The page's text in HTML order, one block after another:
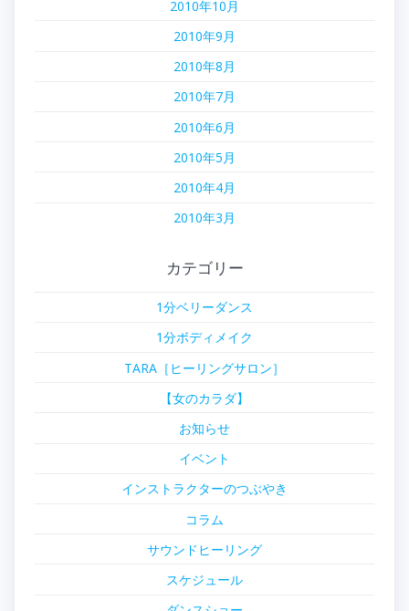
2010年10月
2010年9月
2010年8月
2010年7月
2010年6月
2010年5月
2010年4月
2010年3月
カテゴリー
1分ベリーダンス
1分ボディメイク
TARA［ヒーリングサロン］
【女のカラダ】
お知らせ
イベント
インストラクターのつぶやき
コラム
サウンドヒーリング
スケジュール